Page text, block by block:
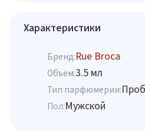
Характеристики
Бренд:Rue Broca
Объём:3.5 мл
Тип парфюмерии:
Пол:Мужской